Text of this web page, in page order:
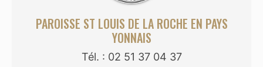
PAROISSE ST LOUIS DE LA ROCHE EN PAYS
YONNAIS
Tél. : 02 51 37 04 37